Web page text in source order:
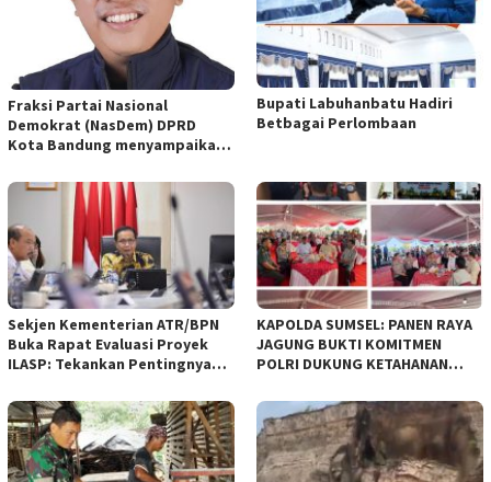
Fraksi Partai Nasional
Demokrat (NasDem) DPRD
Kota Bandung menyampaikan
empat Rancangan Peraturan
Daerah (Raperda) yang
diajukan Pemerintah Kota
Bandung
Bupati Labuhanbatu Hadiri
Betbagai Perlombaan
Sekjen Kementerian ATR/BPN
Buka Rapat Evaluasi Proyek
ILASP: Tekankan Pentingnya
Anggaran
KAPOLDA SUMSEL: PANEN RAYA
JAGUNG BUKTI KOMITMEN
POLRI DUKUNG KETAHANAN